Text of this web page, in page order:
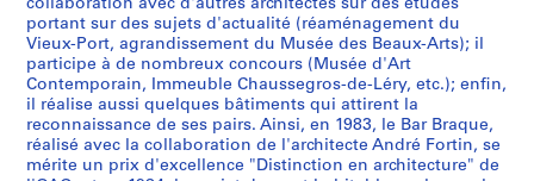
AP066.S2.D4
AP066.S2.D6
-
P
o
r
t
d
1
9
8
5
AP066.S2.D13
,
1
9
8
6
AP066.S2.D18
AP066.S2.D29
l
e
s
d
u
C
e
d
e
m
é
t
e
c
,
1
9
9
l
,
1
9
7
6
3
AP066.S2.D67
AP066.S2.D73
AP066.S2.D78
u
r
s
n
a
t
i
u
r
s
"
A
r
c
u
r
s
d
u
M
u
u
r
s
m
u
n
i
u
r
s
m
u
n
i
n
a
l
C
o
m
p
u
r
s
i
n
t
e
u
r
s
i
n
t
e
u
r
s
n
a
t
i
u
r
s
d
u
M
u
e
n
t
p
o
u
r
u
r
s
d
e
l
a
u
r
s
N
o
u
v
u
r
s
O
A
Q
-
d
u
p
r
i
x
collaboration avec d'autres architectes sur des études
portant sur des sujets d'actualité (réaménagement du
Vieux-Port, agrandissement du Musée des Beaux-Arts); il
participe à de nombreux concours (Musée d'Art
Contemporain, Immeuble Chaussegros-de-Léry, etc.); enfin,
il réalise aussi quelques bâtiments qui attirent la
reconnaissance de ses pairs. Ainsi, en 1983, le Bar Braque,
réalisé avec la collaboration de l'architecte André Fortin, se
mérite un prix d'excellence "Distinction en architecture" de